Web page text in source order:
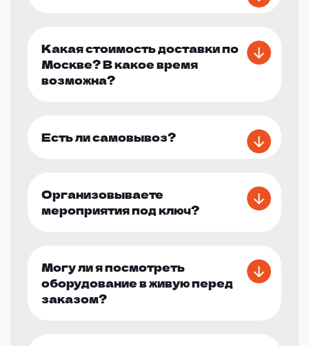
Какая стоимость доставки по
Москве? В какое время
возможна?
Есть ли самовывоз?
Организовываете
мероприятия под ключ?
Могу ли я посмотреть
оборудование в живую перед
заказом?